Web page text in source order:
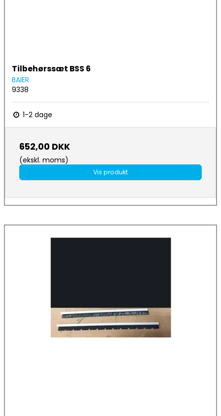
Tilbehørssæt BSS 6
BAIER
9338
1-2 dage
652,00 DKK
(ekskl. moms)
Vis produkt